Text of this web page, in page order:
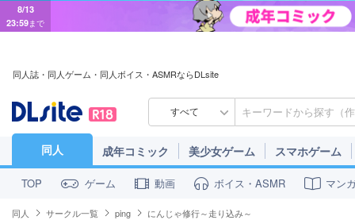
8/13
23:59まで
同人誌・同人ゲーム・同人ボイス・ASMRならDLsite
すべて
同人 成年コミック 美少女ゲーム スマホゲーム
TOP ゲーム 動画 ボイス・ASMR マン
同人 サークル一覧 ping にんじゃ修行～走り込み～